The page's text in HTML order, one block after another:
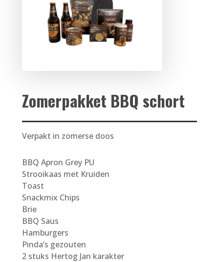
Zomerpakket BBQ schort
Verpakt in zomerse doos
BBQ Apron Grey PU
Strooikaas met Kruiden
Toast
Snackmix Chips
Brie
BBQ Saus
Hamburgers
Pinda’s gezouten
2 stuks Hertog Jan karakter